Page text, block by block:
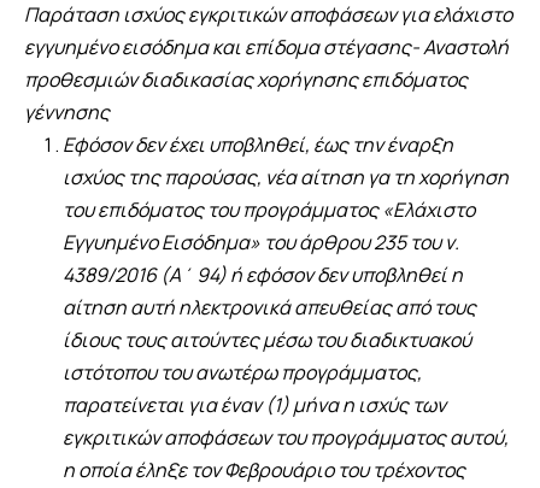
Παράταση ισχύος εγκριτικών αποφάσεων για ελάχιστο
εγγυημένο εισόδημα και επίδομα στέγασης- Αναστολή
προθεσμιών διαδικασίας χορήγησης επιδόματος
γέννησης
Εφόσον δεν έχει υποβληθεί, έως την έναρξη
ισχύος της παρούσας, νέα αίτηση γα τη χορήγηση
του επιδόματος του προγράμματος «Ελάχιστο
Εγγυημένο Εισόδημα» του άρθρου 235 του ν.
4389/2016 (Α΄ 94) ή εφόσον δεν υποβληθεί η
αίτηση αυτή ηλεκτρονικά απευθείας από τους
ίδιους τους αιτούντες μέσω του διαδικτυακού
ιστότοπου του ανωτέρω προγράμματος,
παρατείνεται για έναν (1) μήνα η ισχύς των
εγκριτικών αποφάσεων του προγράμματος αυτού,
η οποία έληξε τον Φεβρουάριο του τρέχοντος